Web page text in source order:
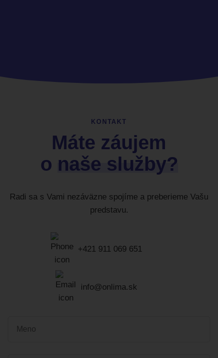
KONTAKT
Máte záujem
o naše služby?
Radi sa s Vami nezáväzne spojíme a preberieme Vašu
predstavu.
+421 911 069 651
info@onlima.sk